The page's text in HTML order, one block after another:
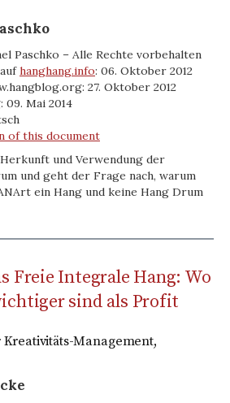
Paschko – Alle Rechte vorbehalten
hanghang.info: 06. Oktober 2012
27. Oktober 2012
Mai 2014
of this document
und Verwendung der
und geht der Frage nach, warum
ein Hang und keine Hang Drum
Freie Integrale Hang: Wo
sind als Profit
Management,